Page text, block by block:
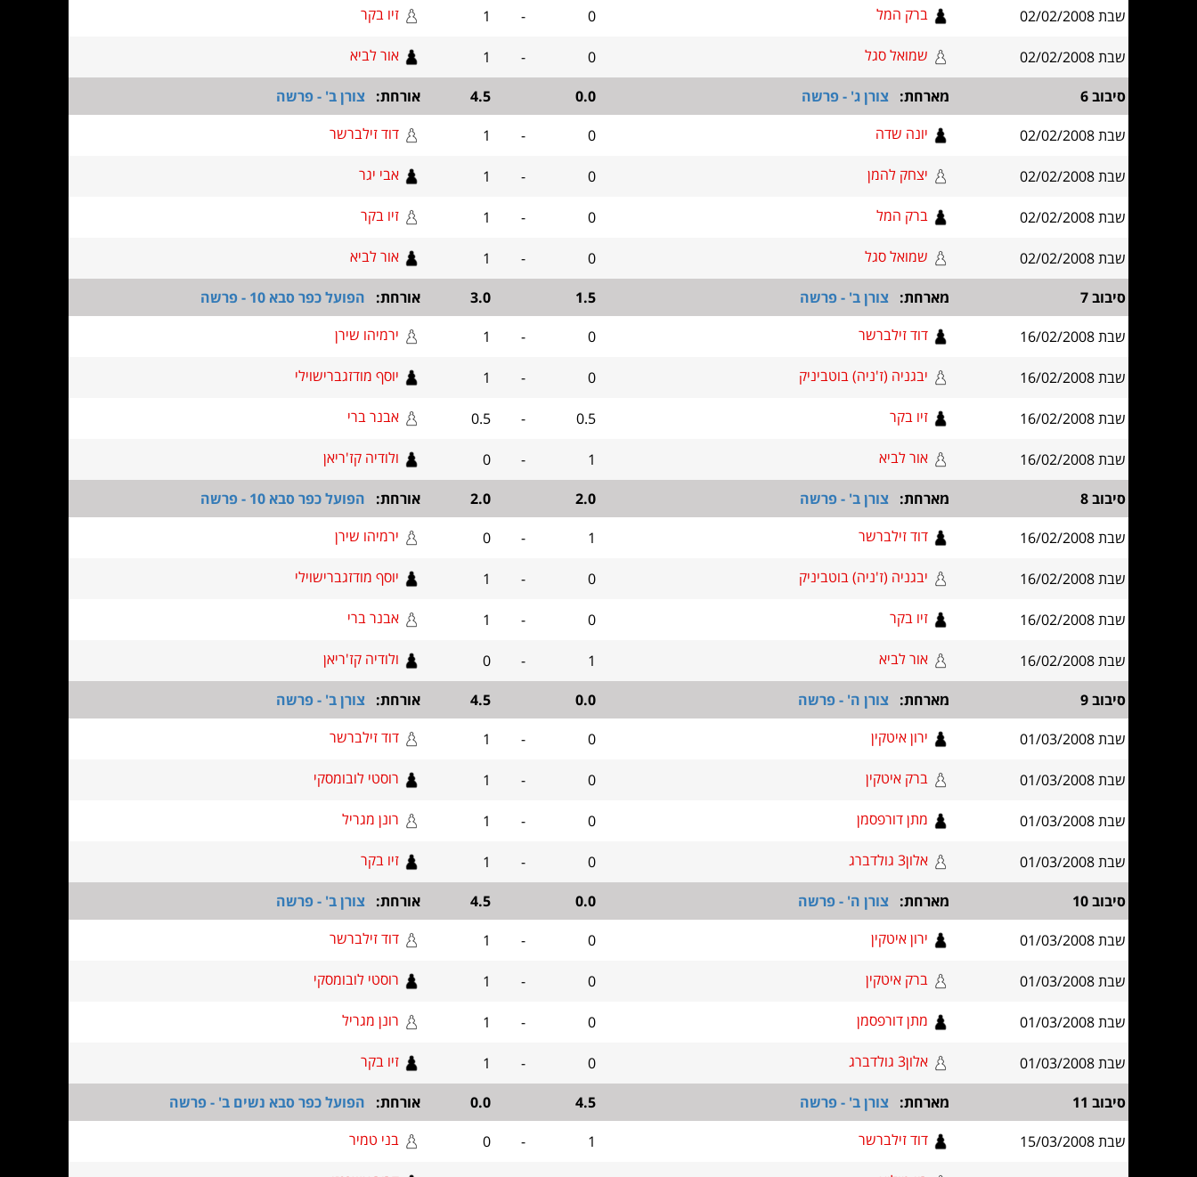
שבת 02/02/2008 ברק המל 0
-
1 זיו בקר
שבת 02/02/2008 שמואל סגל 0
-
1 אור לביא
סיבוב 6 מארחת: צורן ג' - פרשה 0.0
4.5 אורחת: צורן ב' - פרשה
שבת 02/02/2008
יונה שדה 0
-
1 דוד זילברשר
שבת 02/02/2008 יצחק להמן 0
-
1 אבי יגר
שבת 02/02/2008 ברק המל 0
-
1 זיו בקר
שבת 02/02/2008 שמואל סגל 0
-
1 אור לביא
סיבוב 7 מארחת: צורן ב' - פרשה 1.5
3.0 אורחת: הפועל כפר סבא 10 - פרשה
שבת 16/02/2008
דוד זילברשר 0
-
1 ירמיהו שירן
שבת 16/02/2008 יבגניה (ז'ניה) בוטביניק 0
-
1 יוסף מודזגברישוילי
שבת 16/02/2008 זיו בקר 0.5
-
0.5 אבנר ברי
שבת 16/02/2008 אור לביא 1
-
0 ולודיה קז'ריאן
סיבוב 8 מארחת: צורן ב' - פרשה 2.0
2.0 אורחת: הפועל כפר סבא 10 - פרשה
שבת 16/02/2008
דוד זילברשר 1
-
0 ירמיהו שירן
שבת 16/02/2008 יבגניה (ז'ניה) בוטביניק 0
-
1 יוסף מודזגברישוילי
שבת 16/02/2008 זיו בקר 0
-
1 אבנר ברי
שבת 16/02/2008 אור לביא 1
-
0 ולודיה קז'ריאן
סיבוב 9 מארחת: צורן ה' - פרשה 0.0
4.5 אורחת: צורן ב' - פרשה
שבת 01/03/2008
ירון איטקין 0
-
1 דוד זילברשר
שבת 01/03/2008 ברק איטקין 0
-
1 רוסטי לובומסקי
שבת 01/03/2008 מתן דורפסמן 0
-
1 רונן מגריל
שבת 01/03/2008 אלון3 גולדברג 0
-
1 זיו בקר
סיבוב 10 מארחת: צורן ה' - פרשה 0.0
4.5 אורחת: צורן ב' - פרשה
שבת 01/03/2008
ירון איטקין 0
-
1 דוד זילברשר
שבת 01/03/2008 ברק איטקין 0
-
1 רוסטי לובומסקי
שבת 01/03/2008 מתן דורפסמן 0
-
1 רונן מגריל
שבת 01/03/2008 אלון3 גולדברג 0
-
1 זיו בקר
סיבוב 11 מארחת: צורן ב' - פרשה 4.5
0.0 אורחת: הפועל כפר סבא נשים ב' - פרשה
שבת 15/03/2008
דוד זילברשר 1
-
0 בני טמיר